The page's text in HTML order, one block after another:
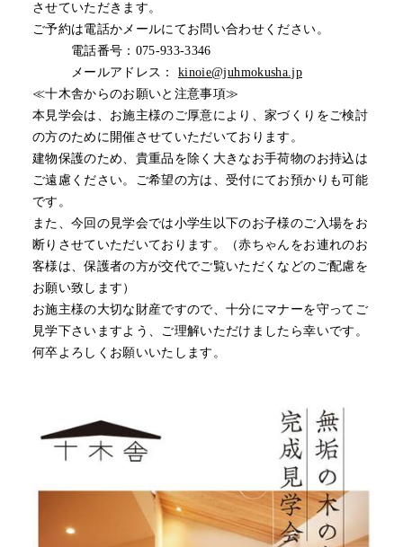
させていただきます。
ご予約は電話かメールにてお問い合わせください。
電話番号：075-933-3346
メールアドレス：kinoie@juhmokusha.jp
≪十木舎からのお願いと注意事項≫
本見学会は、お施主様のご厚意により、家づくりをご検討
の方のために開催させていただいております。
建物保護のため、貴重品を除く大きなお手荷物のお持込は
ご遠慮ください。ご希望の方は、受付にてお預かりも可能
です。
また、今回の見学会では小学生以下のお子様のご入場をお
断りさせていただいております。（赤ちゃんをお連れのお
客様は、保護者の方が交代でご覧いただくなどのご配慮を
お願い致します）
お施主様の大切な財産ですので、十分にマナーを守ってご
見学下さいますよう、ご理解いただけましたら幸いです。
何卒よろしくお願いいたします。